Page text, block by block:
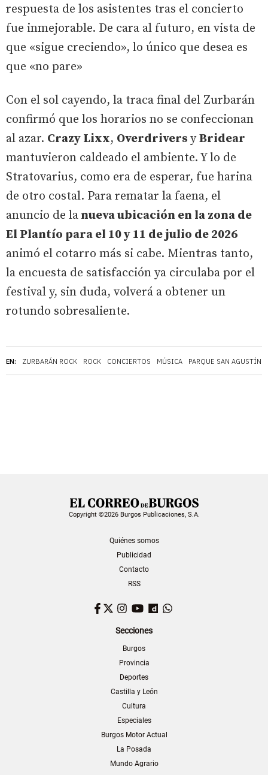
EN: ZURBARÁN ROCK ROCK CONCIERTOS MÚSICA PARQUE SAN AGUSTÍN
respuesta de los asistentes tras el concierto
fue inmejorable. De cara al futuro, en vista de
que «sigue creciendo», lo único que desea es
que «no pare»
Con el sol cayendo, la traca final del Zurbarán
confirmó que los horarios no se confeccionan
al azar. Crazy Lixx, Overdrivers yBridear
mantuvieron caldeado el ambiente. Y lo de
Stratovarius, como era de esperar, fue harina
de otro costal. Para rematar la faena, el
anuncio de la nueva ubicación en la zona de
El Plantío para el 10 y 11 de julio de 2026
animó el cotarro más si cabe. Mientras tanto,
la encuesta de satisfacción ya circulaba por el
festival y, sin duda, volverá a obtener un
rotundo sobresaliente.
Copyright ©2026 Burgos Publicaciones, S.A.
Quiénes somos
Publicidad
Contacto
RSS
Facebook
TwitterInstagram
YouTubeDailymotion
Secciones
Burgos
Provincia
Deportes
Castilla y León
Cultura
Especiales
Burgos Motor Actual
La Posada
Mundo Agrario